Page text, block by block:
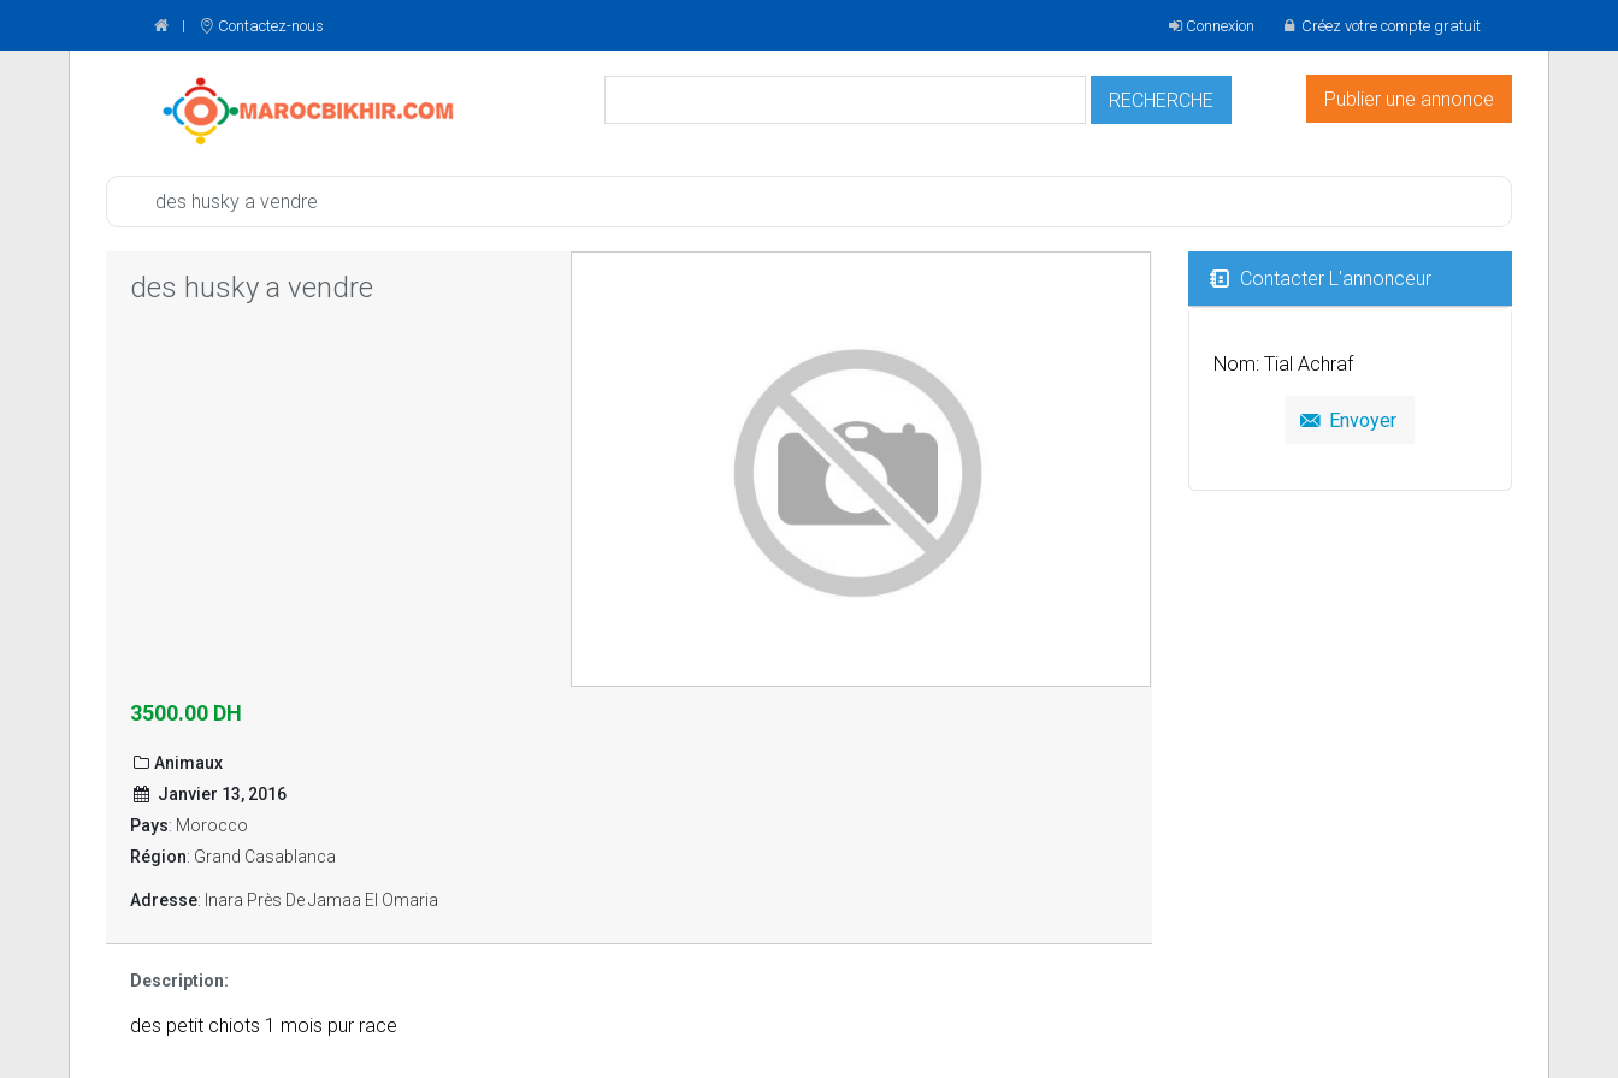
Contactez-nous Connexion Créez votre compte gratuit
Publier une annonce
des husky a vendre
des husky a vendre
3500.00 DH
Animaux
Janvier 13, 2016
Pays: Morocco
Région: Grand Casablanca
Adresse: Inara Près De Jamaa El Omaria
Description:
des petit chiots 1 mois pur race
Contacter L'annonceur
Nom: Tial Achraf
Envoyer